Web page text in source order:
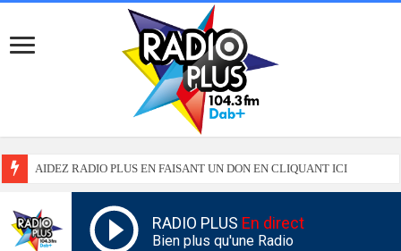
AIDEZ RADIO PLUS EN FAISANT UN DON EN CLIQUANT ICI
RADIO PLUS En direct
Bien plus qu'une Radio